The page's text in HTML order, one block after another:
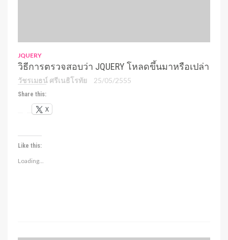
JQUERY
วิธีการตรวจสอบว่า JQUERY โหลดขึ้นมาหรือเปล่า
วัชรเมธน์ ศรีเนธิโรทัย 25/05/2555
Share this:
X
Like this:
Loading...